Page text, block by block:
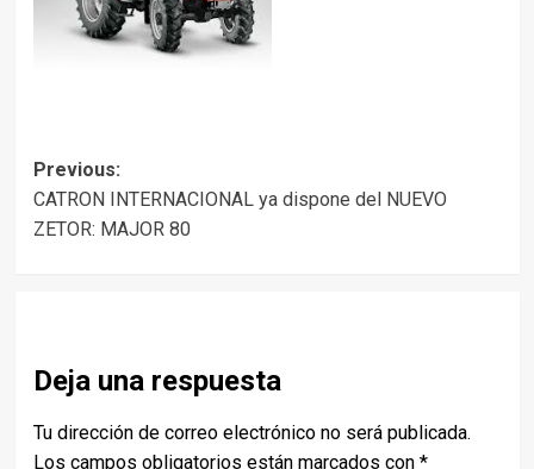
Post
navigation
Previous:
CATRON INTERNACIONAL ya dispone del NUEVO
ZETOR: MAJOR 80
Deja una respuesta
Tu dirección de correo electrónico no será publicada.
Los campos obligatorios están marcados con *